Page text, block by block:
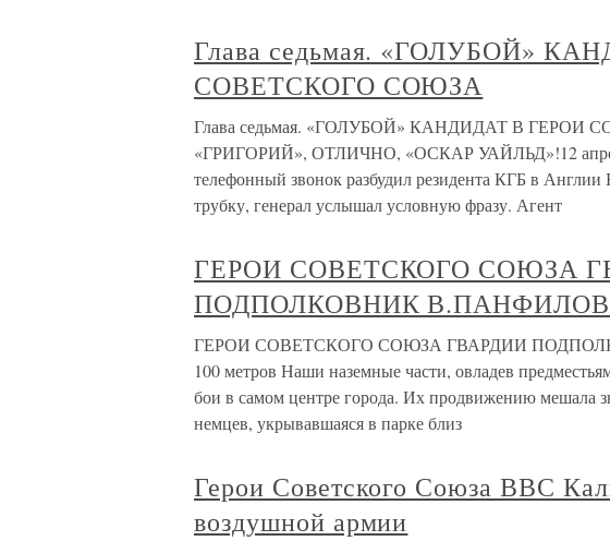
Глава седьмая. «ГОЛУБОЙ»
СОВЕТСКОГО СОЮЗА
Глава седьмая. «ГОЛУБОЙ» КАНДИДАТ В
«ГРИГОРИЙ», ОТЛИЧНО, «ОСКАР УАЙЛЬД»!12
телефонный звонок разбудил резидента КГБ в
трубку, генерал услышал условную фразу. Агент
ГЕРОИ СОВЕТСКОГО СОЮЗА
ПОДПОЛКОВНИК В.ПАНФИЛОВ С
ГЕРОИ СОВЕТСКОГО СОЮЗА ГВАРДИИ
100 метров Наши наземные части, овладев
бои в самом центре города. Их продвижению мешала
немцев, укрывавшаяся в парке близ
Герои Советского Союза ВВС
воздушной армии